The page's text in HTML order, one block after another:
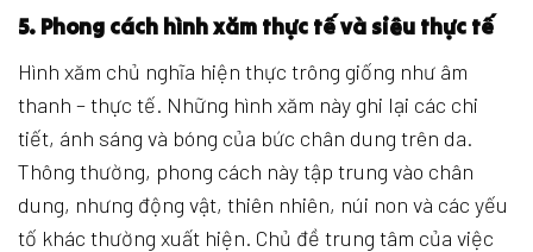
5. Phong cách hình xăm thực tế và siêu thực tế
Hình xăm chủ nghĩa hiện thực trông giống như âm
thanh – thực tế. Những hình xăm này ghi lại các chi
tiết, ánh sáng và bóng của bức chân dung trên da.
Thông thường, phong cách này tập trung vào chân
dung, nhưng động vật, thiên nhiên, núi non và các yếu
tố khác thường xuất hiện. Chủ đề trung tâm của việc